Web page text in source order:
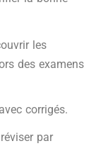
les
des examens
corrigés.
par